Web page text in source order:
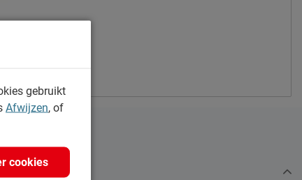
gebruikt
Afwijzen, of
cookies